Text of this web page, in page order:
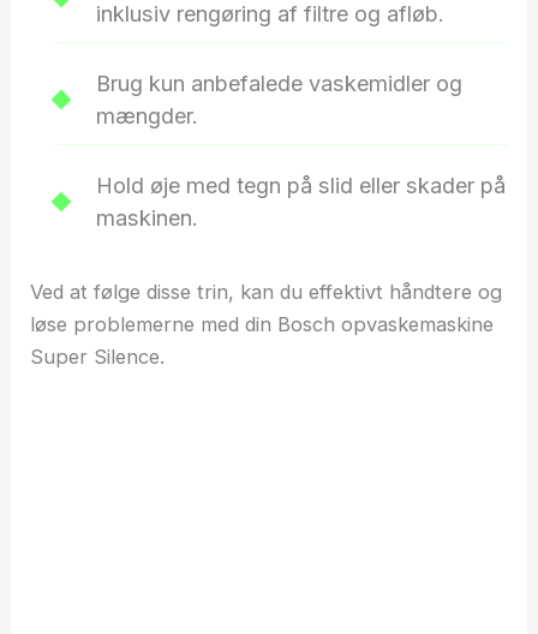
inklusiv rengøring af filtre og afløb.
Brug kun anbefalede vaskemidler og
mængder.
Hold øje med tegn på slid eller skader på
maskinen.
Ved at følge disse trin, kan du effektivt håndtere og
løse problemerne med din Bosch opvaskemaskine
Super Silence.